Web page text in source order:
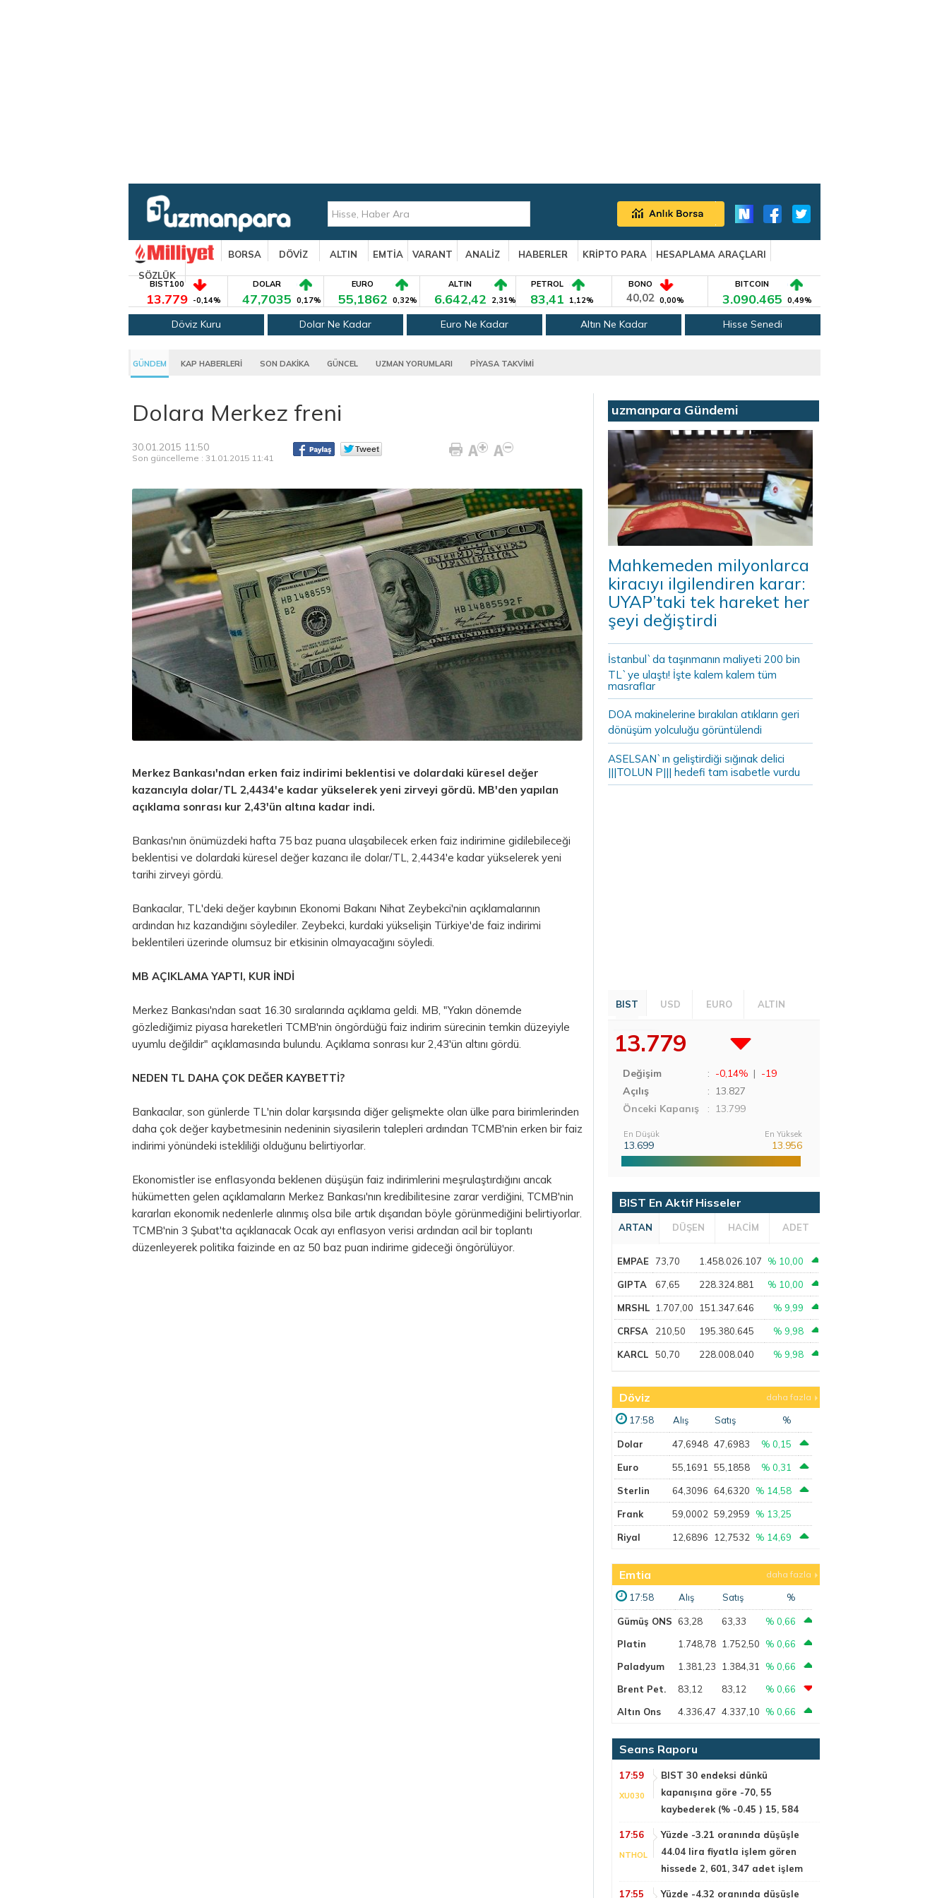
BORSA DÖVİZ ALTIN EMTİA VARANT ANALİZ HABERLER KRİPTO PARA
HESAPLAMA ARAÇLARI
SÖZLÜK
BIST100
13.779 -0,14%
DOLAR
47,7035 0,17%
EURO
55,1862 0,32%
ALTIN
6.642,42 2,31%
PETROL
83,41 1,12%
BONO
40,02 0,00%
BITCOIN
3.090.465 0,49%
Döviz Kuru Dolar Ne Kadar Euro Ne Kadar Altın Ne Kadar Hisse Senedi
GÜNDEM KAP HABERLERİ SON DAKİKA GÜNCEL UZMAN YORUMLARI PİYASA TAKVİMİ
Dolara Merkez freni
30.01.2015 11:50
Son güncelleme : 31.01.2015 11:41
Merkez Bankası'ndan erken faiz indirimi beklentisi ve dolardaki küresel değer
kazancıyla dolar/TL 2,4434'e kadar yükselerek yeni zirveyi gördü. MB'den yapılan
açıklama sonrası kur 2,43'ün altına kadar indi.
Bankası'nın önümüzdeki hafta 75 baz puana ulaşabilecek erken faiz indirimine gidilebileceği
beklentisi ve dolardaki küresel değer kazancı ile dolar/TL, 2,4434'e kadar yükselerek yeni
tarihi zirveyi gördü.
Bankacılar, TL'deki değer kaybının Ekonomi Bakanı Nihat Zeybekci'nin açıklamalarının
ardından hız kazandığını söylediler. Zeybekci, kurdaki yükselişin Türkiye'de faiz indirimi
beklentileri üzerinde olumsuz bir etkisinin olmayacağını söyledi.
MB AÇIKLAMA YAPTI, KUR İNDİ
Merkez Bankası'ndan saat 16.30 sıralarında açıklama geldi. MB, "Yakın dönemde
gözlediğimiz piyasa hareketleri TCMB'nin öngördüğü faiz indirim sürecinin temkin düzeyiyle
uyumlu değildir" açıklamasında bulundu. Açıklama sonrası kur 2,43'ün altını gördü.
NEDEN TL DAHA ÇOK DEĞER KAYBETTİ?
Bankacılar, son günlerde TL'nin dolar karşısında diğer gelişmekte olan ülke para birimlerinden
daha çok değer kaybetmesinin nedeninin siyasilerin talepleri ardından TCMB'nin erken bir faiz
indirimi yönündeki istekliliği olduğunu belirtiyorlar.
Ekonomistler ise enflasyonda beklenen düşüşün faiz indirimlerini meşrulaştırdığını ancak
hükümetten gelen açıklamaların Merkez Bankası'nın kredibilitesine zarar verdiğini, TCMB'nin
kararları ekonomik nedenlerle alınmış olsa bile artık dışarıdan böyle görünmediğini belirtiyorlar.
TCMB'nin 3 Şubat'ta açıklanacak Ocak ayı enflasyon verisi ardından acil bir toplantı
düzenleyerek politika faizinde en az 50 baz puan indirime gideceği öngörülüyor.
uzmanpara Gündemi
Mahkemeden milyonlarca
kiracıyı ilgilendiren karar:
UYAP’taki tek hareket her
şeyi değiştirdi
İstanbul`da taşınmanın maliyeti 200 bin
TL`ye ulaştı! İşte kalem kalem tüm
masraflar
DOA makinelerine bırakılan atıkların geri
dönüşüm yolculuğu görüntülendi
ASELSAN`ın geliştirdiği sığınak delici
|||TOLUN P||| hedefi tam isabetle vurdu
BIST USD EURO ALTIN
13.779
Değişim : -0,14% | -19
Açılış
: 13.827
Önceki Kapanış
: 13.799
En Düşük
13.699
En Yüksek
13.956
BIST En Aktif Hisseler
ARTAN DÜŞEN HACİM ADET
EMPAE 73,70 1.458.026.107 % 10,00
GIPTA 67,65 228.324.881 % 10,00
MRSHL 1.707,00 151.347.646 % 9,99
CRFSA 210,50 195.380.645 % 9,98
KARCL 50,70 228.008.040 % 9,98
Döviz daha fazla
17:58 Alış Satış %
Dolar 47,6948 47,6983 % 0,15
Euro 55,1691 55,1858 % 0,31
Sterlin 64,3096 64,6320 % 14,58
Frank 59,0002 59,2959 % 13,25
Riyal 12,6896 12,7532 % 14,69
Emtia daha fazla
17:58 Alış Satış %
Gümüş ONS 63,28 63,33
% 0,66
Platin
1.748,78 1.752,50
% 0,66
Paladyum
1.381,23 1.384,31
% 0,66
Brent Pet.
83,12 83,12
% 0,66
Altın Ons
4.336,47 4.337,10 % 0,66
Seans Raporu
17:59
XU030
BIST 30 endeksi dünkü
kapanışına göre -70, 55
kaybederek (% -0.45 ) 15, 584
17:56
NTHOL
Yüzde -3.21 oranında düşüşle
44.04 lira fiyatla işlem gören
hissede 2, 601, 347 adet işlem
17:55
Yüzde -4.32 oranında düşüşle